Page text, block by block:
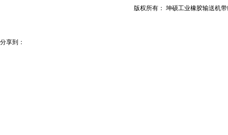
版权所有： 坤硕工业橡胶输送机
分享到：